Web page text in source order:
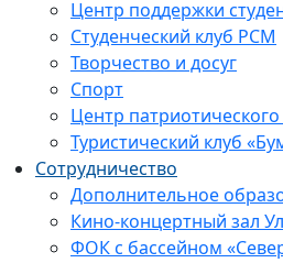
Центр поддержки
Студенческий клуб РСМ
Творчество и досуг
Спорт
Центр
Туристический клуб
Сотрудничество
Дополнительное
Кино-концертный зал
ФОК с бассейном